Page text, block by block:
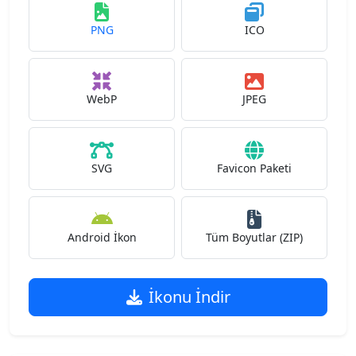
PNG ICO
WebP JPEG
SVG Favicon Paketi
Android İkon Tüm Boyutlar (ZIP)
İkonu İndir